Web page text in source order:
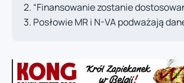
“Finansowanie zostanie
Posłowie MR i N-VA podważają